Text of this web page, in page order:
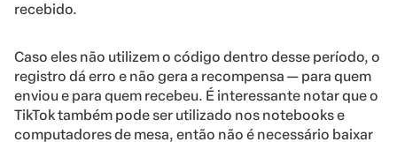
recebido.
Caso eles não utilizem o código dentro desse período, o
registro dá erro e não gera a recompensa — para quem
enviou e para quem recebeu. É interessante notar que o
TikTok também pode ser utilizado nos notebooks e
computadores de mesa, então não é necessário baixar